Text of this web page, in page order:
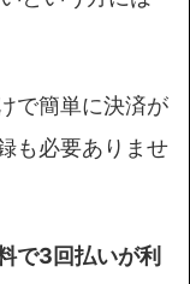
で簡単に決済が
も必要ありませ
で3回払いが利